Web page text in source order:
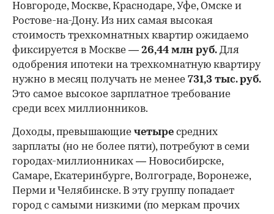
Новгороде, Москве, Краснодаре, Уфе, Омске и
Ростове-на-Дону. Из них самая высокая
стоимость трехкомнатных квартир ожидаемо
фиксируется в Москве — 26,44 млн руб. Для
одобрения ипотеки на трехкомнатную квартиру
нужно в месяц получать не менее 731,3 тыс. руб.
Это самое высокое зарплатное требование
среди всех миллионников.
Доходы, превышающие четыре средних
зарплаты (но не более пяти), потребуют в семи
городах-миллионниках — Новосибирске,
Самаре, Екатеринбурге, Волгограде, Воронеже,
Перми и Челябинске. В эту группу попадает
город с самыми низкими (по меркам прочих